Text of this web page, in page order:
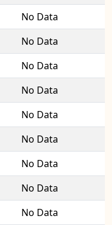
No Data
No Data
No Data
No Data
No Data
No Data
No Data
No Data
No Data